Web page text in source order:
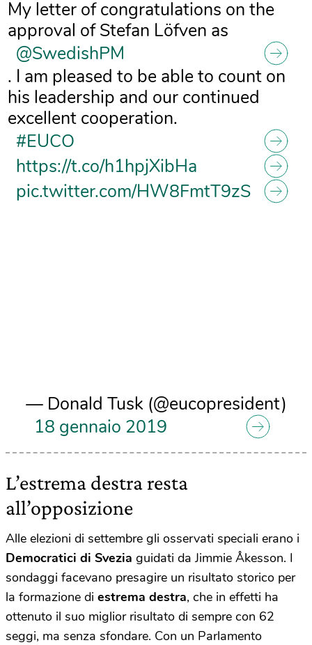
My letter of congratulations on the
approval of Stefan Löfven as
@SwedishPM
. I am pleased to be able to count on
his leadership and our continued
excellent cooperation.
#EUCO
https://t.co/h1hpjXibHa
pic.twitter.com/HW8FmtT9zS
— Donald Tusk (@eucopresident)
18 gennaio 2019
L’estrema destra resta
all’opposizione
Alle elezioni di settembre gli osservati speciali erano i
Democratici di Svezia guidati da Jimmie Åkesson. I
sondaggi facevano presagire un risultato storico per
la formazione di estrema destra, che in effetti ha
ottenuto il suo miglior risultato di sempre con 62
seggi, ma senza sfondare. Con un Parlamento